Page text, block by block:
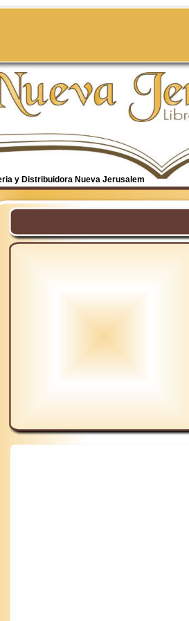
y Distribuidora Nueva Jerusalem